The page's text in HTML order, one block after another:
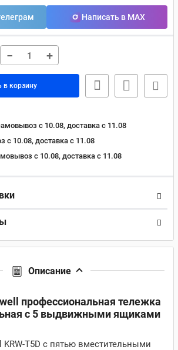
Написать в MAX
− +
в корзину
с 10.08, доставка c 11.08
с 10.08, доставка c 11.08
с 10.08, доставка c 11.08
Описание
профессиональная тележка
с 5 выдвижными ящиками
KRW-T5D с пятью вместительными